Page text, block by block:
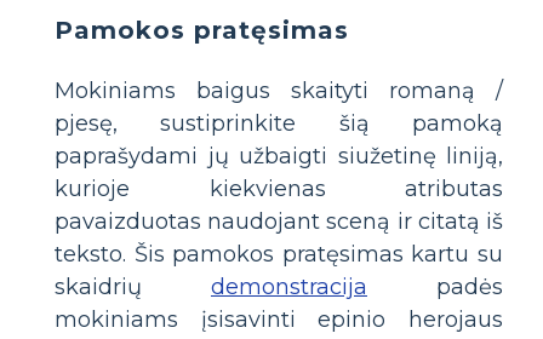
Pamokos pratęsimas
Mokiniams baigus skaityti romaną /
pjesę, sustiprinkite šią pamoką
paprašydami jų užbaigti siužetinę liniją,
kurioje kiekvienas atributas
pavaizduotas naudojant sceną ir citatą iš
teksto. Šis pamokos pratęsimas kartu su
skaidrių demonstracija padės
mokiniams įsisavinti epinio herojaus